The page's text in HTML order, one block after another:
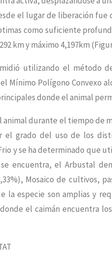
el lugar de liberación
como suficiente
km y máximo 4,197km
utilizando el método
Mínimo Polígono Convexo
donde el animal
animal durante el tiempo de
grado del uso de los
y se ha determinado que
encuentra, el Arbustal
Mosaico de cultivos,
la especie son amplias y
el caimán encuentra